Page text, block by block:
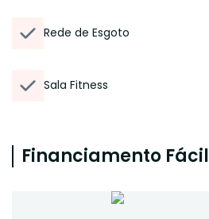
Rede de Esgoto
Sala Fitness
Financiamento Fácil